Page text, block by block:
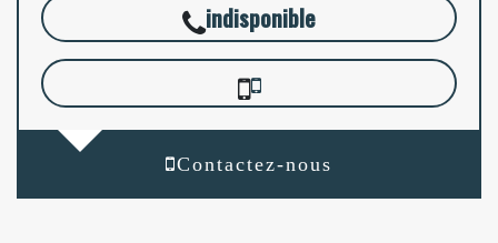
indisponible
Contactez-nous